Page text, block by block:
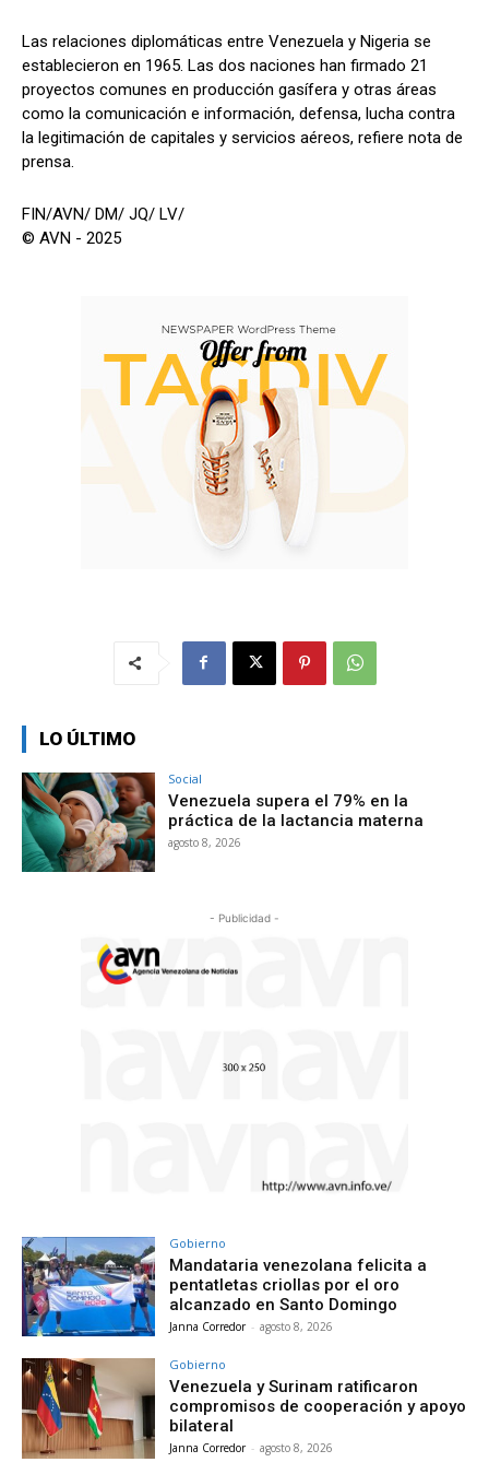
Las relaciones diplomáticas entre Venezuela y Nigeria se
establecieron en 1965. Las dos naciones han firmado 21
proyectos comunes en producción gasífera y otras áreas
como la comunicación e información, defensa, lucha contra
la legitimación de capitales y servicios aéreos, refiere nota de
prensa.
FIN/AVN/ DM/ JQ/ LV/
© AVN - 2025
LO ÚLTIMO
Social
Venezuela supera el 79% en la
práctica de la lactancia materna
agosto 8, 2026
- Publicidad -
Gobierno
Mandataria venezolana felicita a
pentatletas criollas por el oro
alcanzado en Santo Domingo
Janna Corredor - agosto 8, 2026
Gobierno
Venezuela y Surinam ratificaron
compromisos de cooperación y apoyo
bilateral
Janna Corredor - agosto 8, 2026